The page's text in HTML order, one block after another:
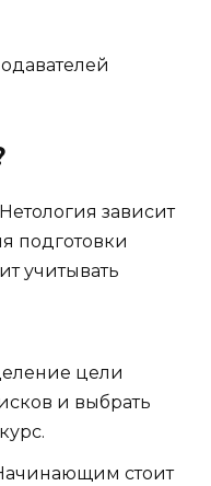
зависит
подготовки
учитывать
цели
и выбрать
стоит